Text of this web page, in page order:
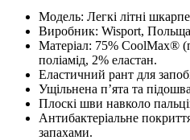
Модель: Легкі літні
Виробник: Wisport,
Матеріал: 75% CoolMax®
поліамід, 2% еластан.
Еластичний рант для
Ущільнена п’ята та
Плоскі шви навколо
Антибактеріальне
запахами.